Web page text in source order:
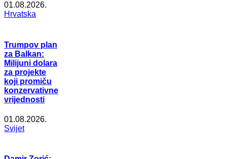
01.08.2026.
Hrvatska
Trumpov plan
za Balkan:
Milijuni dolara
za projekte
koji promiču
konzervativne
vrijednosti
01.08.2026.
Svijet